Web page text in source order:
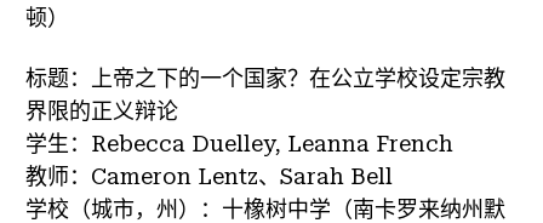
顿）
标题：上帝之下的一个国家？在公立学校设定宗教
界限的正义辩论
学生：Rebecca Duelley, Leanna French
教师：Cameron Lentz、Sarah Bell
学校（城市，州）：十橡树中学（南卡罗来纳州默